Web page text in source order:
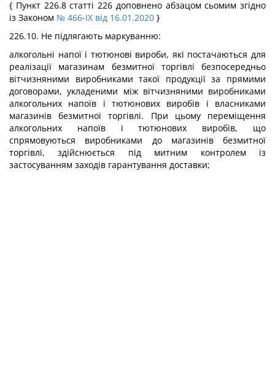
{ Пункт 226.8 статті 226 доповнено абзацом сьомим згідно
із Законом № 466-IX від 16.01.2020 }
226.10. Не підлягають маркуванню:
алкогольні напої і тютюнові вироби, які постачаються для
реалізації магазинам безмитної торгівлі безпосередньо
вітчизняними виробниками такої продукції за прямими
договорами, укладеними між вітчизняними виробниками
алкогольних напоїв і тютюнових виробів і власниками
магазинів безмитної торгівлі. При цьому переміщення
алкогольних напоїв і тютюнових виробів, що
спрямовуються виробниками до магазинів безмитної
торгівлі, здійснюється під митним контролем із
застосуванням заходів гарантування доставки;